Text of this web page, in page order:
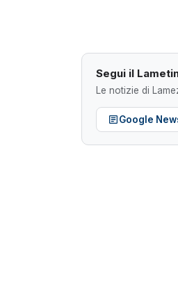
Segui il
Le notizie di
Google